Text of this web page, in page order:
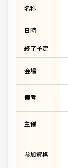
名称
日時
終了予定
会場
備考
主催
参加資格